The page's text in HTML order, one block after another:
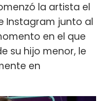
la artista el
Instagram junto al
en el que
su hijo menor, le
en